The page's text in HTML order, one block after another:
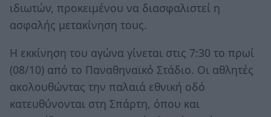
ιδιωτών, προκειμένου να διασφαλιστεί η
ασφαλής μετακίνηση τους.
Η εκκίνηση του αγώνα γίνεται στις 7:30 το πρωί
(08/10) από το Παναθηναϊκό Στάδιο. Οι αθλητές
ακολουθώντας την παλαιά εθνική οδό
κατευθύνονται στη Σπάρτη, όπου και